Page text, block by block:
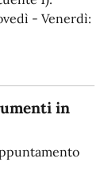
- Venerdì:
in